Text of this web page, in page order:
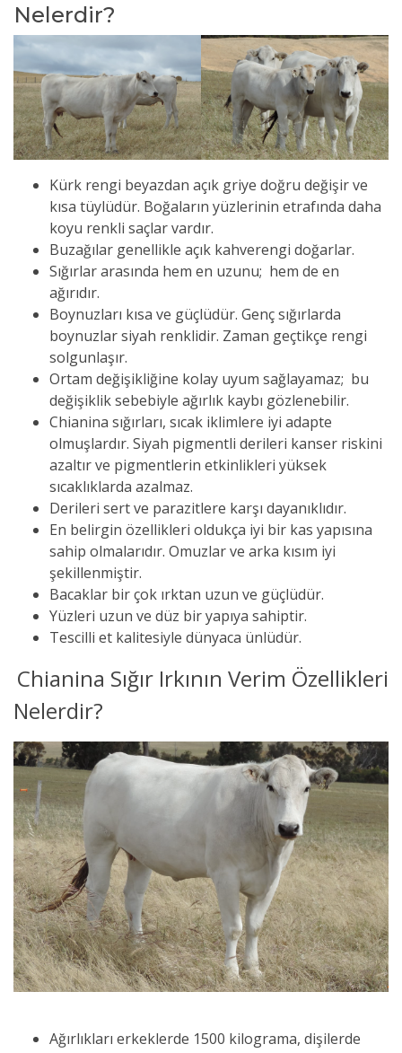
Nelerdir?
Kürk rengi beyazdan açık griye doğru değişir ve
kısa tüylüdür. Boğaların yüzlerinin etrafında daha
koyu renkli saçlar vardır.
Buzağılar genellikle açık kahverengi doğarlar.
Sığırlar arasında hem en uzunu; hem de en
ağırıdır.
Boynuzları kısa ve güçlüdür. Genç sığırlarda
boynuzlar siyah renklidir. Zaman geçtikçe rengi
solgunlaşır.
Ortam değişikliğine kolay uyum sağlayamaz; bu
değişiklik sebebiyle ağırlık kaybı gözlenebilir.
Chianina sığırları, sıcak iklimlere iyi adapte
olmuşlardır. Siyah pigmentli derileri kanser riskini
azaltır ve pigmentlerin etkinlikleri yüksek
sıcaklıklarda azalmaz.
Derileri sert ve parazitlere karşı dayanıklıdır.
En belirgin özellikleri oldukça iyi bir kas yapısına
sahip olmalarıdır. Omuzlar ve arka kısım iyi
şekillenmiştir.
Bacaklar bir çok ırktan uzun ve güçlüdür.
Yüzleri uzun ve düz bir yapıya sahiptir.
Tescilli et kalitesiyle dünyaca ünlüdür.
Chianina Sığır Irkının Verim Özellikleri
Nelerdir?
Ağırlıkları erkeklerde 1500 kilograma, dişilerde